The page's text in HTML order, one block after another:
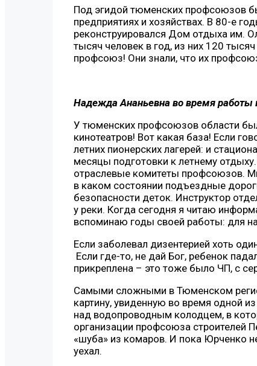
Под эгидой тюменских профсоюзов
предприятиях и хозяйствах. В 80-е
реконструировался Дом отдыха им.
тысяч человек в год, из них 120
профсоюз! Они знали, что их
Надежда Ананьевна во время работы
У тюменских профсоюзов области
кинотеатров! Вот какая база! Если
летних пионерских лагерей: и
месяцы подготовки к летнему
отраслевые комитеты профсоюзов.
в каком состоянии подъездные
безопасности деток. Инструктор
у реки. Когда сегодня я читаю
вспоминаю годы своей работы: для
Если заболевал дизентерией хоть
Если где-то, не дай Бог, ребенок
прикреплена – это тоже было ЧП, с
Самыми сложными в Тюменском
картину, увиденную во время одной
над водопроводным колодцем, в
организации профсоюза строителей
«шуба» из комаров. И пока Юрченко
уехал.